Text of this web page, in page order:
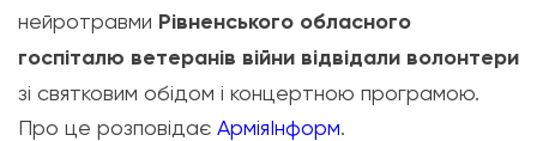
нейротравми Рівненського обласного
госпіталю ветеранів війни відвідали волонтери
зі святковим обідом і концертною програмою.
Про це розповідає АрміяІнформ.